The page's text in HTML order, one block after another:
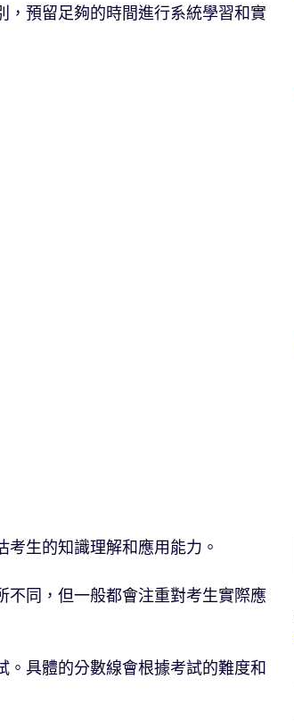
，預留足夠的時間進行系統學習和實
生的知識理解和應用能力。
不同，但一般都會注重對考生實際應
具體的分數線會根據考試的難度和